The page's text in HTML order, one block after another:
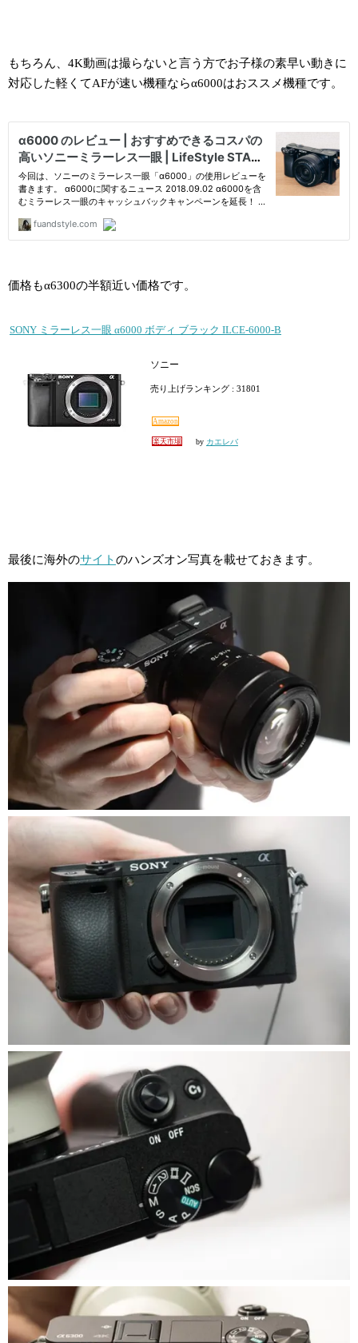
もちろん、4K動画は撮らないと言う方でお子様の素早い動きに
対応した軽くてAFが速い機種ならα6000はおススメ機種です。
価格もα6300の半額近い価格です。
SONY ミラーレス一眼 α6000 ボディ ブラック ILCE-6000-B
ソニー
売り上げランキング : 31801
Amazon
楽天市場 by カエレバ
最後に海外のサイトのハンズオン写真を載せておきます。